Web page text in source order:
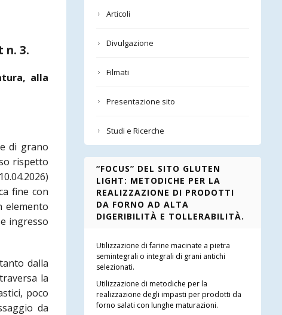
n. 3.
alla
di grano
rispetto
fine con
elemento
ingresso
dalla
la
poco
da
Articoli
Divulgazione
Filmati
Presentazione sito
Studi e Ricerche
“FOCUS” DEL SITO GLUTEN
LIGHT: METODICHE PER LA
REALIZZAZIONE DI PRODOTTI
DA FORNO AD ALTA
DIGERIBILITÀ E TOLLERABILITÀ.
Utilizzazione di farine macinate a pietra
semintegrali o integrali di grani antichi
selezionati.
Utilizzazione di metodiche per la
realizzazione degli impasti per prodotti da
forno salati con lunghe maturazioni.